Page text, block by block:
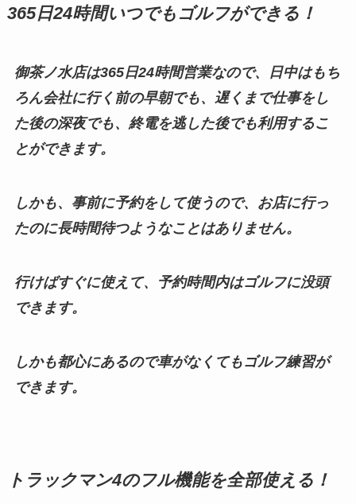
365日24時間いつでもゴルフができる！
御茶ノ水店は365日24時間営業なので、日中はもち
ろん会社に行く前の早朝でも、遅くまで仕事をし
た後の深夜でも、終電を逃した後でも利用するこ
とができます。
しかも、事前に予約をして使うので、お店に行っ
たのに長時間待つようなことはありません。
行けばすぐに使えて、予約時間内はゴルフに没頭
できます。
しかも都心にあるので車がなくてもゴルフ練習が
できます。
トラックマン4のフル機能を全部使える！